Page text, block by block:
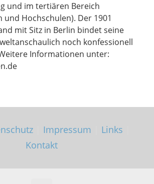
und im tertiären Bereich
und Hochschulen). Der 1901
mit Sitz in Berlin bindet seine
noch konfessionell
Informationen unter:
Impressum Links
Kontakt